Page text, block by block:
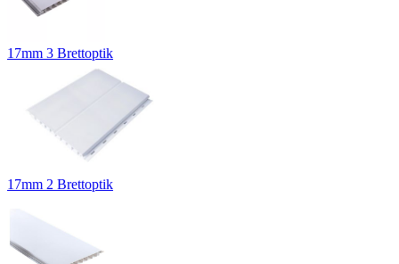
17mm 3 Brettoptik
17mm 2 Brettoptik